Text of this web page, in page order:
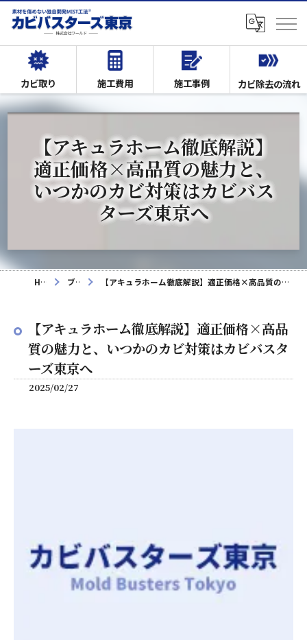
カビ取り 施工費用 施工事例 カビ除去の流れ
【アキュラホーム徹底解説】
適正価格×高品質の魅力と、
いつかのカビ対策はカビバス
ターズ東京へ
HOME ブログ 【アキュラホーム徹底解説】適正価格×高品質の魅力と、いつかのカビ対策はカビバスターズ東京へ
【アキュラホーム徹底解説】適正価格×高品
質の魅力と、いつかのカビ対策はカビバスタ
ーズ東京へ
2025/02/27